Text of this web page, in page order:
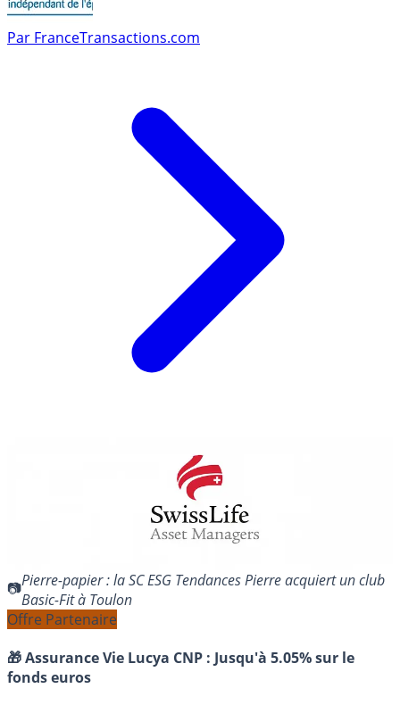
Par FranceTransactions.com
Pierre-papier : la SC ESG Tendances Pierre acquiert un club
Basic-Fit à Toulon
Offre Partenaire
🎁 Assurance Vie Lucya CNP : Jusqu'à 5.05% sur le
fonds euros